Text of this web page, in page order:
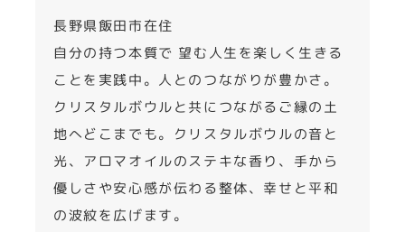
長野県飯田市在住
自分の持つ本質で 望む人生を楽しく生きる
ことを実践中。人とのつながりが豊かさ。
クリスタルボウルと共につながるご縁の土
地へどこまでも。クリスタルボウルの音と
光、アロマオイルのステキな香り、手から
優しさや安心感が伝わる整体、幸せと平和
の波紋を広げます。